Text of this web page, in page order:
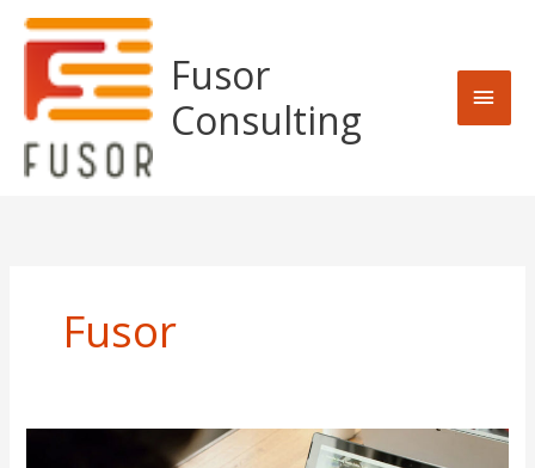
Skip
content
Fusor
Consulting
Fusor